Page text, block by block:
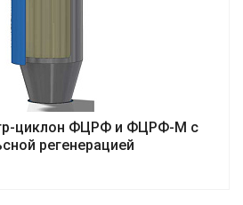
циклон ФЦРФ и ФЦРФ-М с
регенерацией